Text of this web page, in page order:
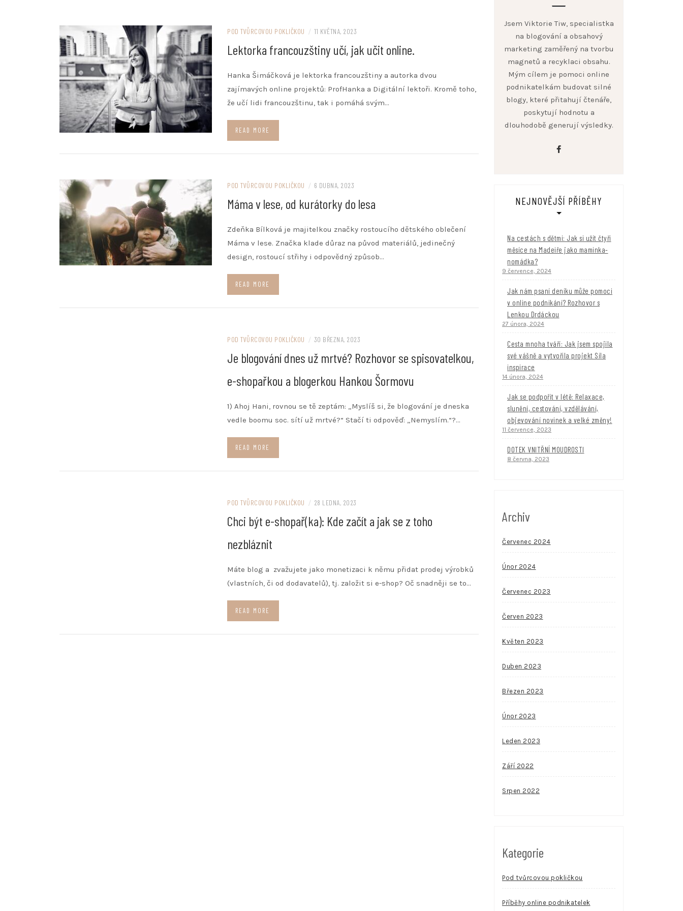
POD TVŮRCOVOU POKLIČKOU / 11 KVĚTNA, 2023
Lektorka francouzštiny učí, jak učit online.
Hanka Šimáčková je lektorka francouzštiny a autorka dvou
zajímavých online projektů: ProfHanka a Digitální lektoři. Kromě toho,
že učí lidi francouzštinu, tak i pomáhá svým…
READ MORE
POD TVŮRCOVOU POKLIČKOU / 6 DUBNA, 2023
Máma v lese, od kurátorky do lesa
Zdeňka Bílková je majitelkou značky rostoucího dětského oblečení
Máma v lese. Značka klade důraz na původ materiálů, jedinečný
design, rostoucí střihy i odpovědný způsob…
READ MORE
POD TVŮRCOVOU POKLIČKOU / 30 BŘEZNA, 2023
Je blogování dnes už mrtvé? Rozhovor se spisovatelkou,
e-shopařkou a blogerkou Hankou Šormovu
1) Ahoj Hani, rovnou se tě zeptám: „Myslíš si, že blogování je dneska
vedle boomu soc. sítí už mrtvé?“ Stačí ti odpověď: „Nemyslím.“?…
READ MORE
POD TVŮRCOVOU POKLIČKOU / 28 LEDNA, 2023
Chci být e-shopař(ka): Kde začít a jak se z toho
nezbláznit
Máte blog a zvažujete jako monetizaci k němu přidat prodej výrobků
(vlastních, či od dodavatelů), tj. založit si e-shop? Oč snadněji se to…
READ MORE
Jsem Viktorie Tiw, specialistka
na blogování a obsahový
marketing zaměřený na tvorbu
magnetů a recyklaci obsahu.
Mým cílem je pomoci online
podnikatelkám budovat silné
blogy, které přitahují čtenáře,
poskytují hodnotu a
dlouhodobě generují výsledky.
NEJNOVĚJŠÍ PŘÍBĚHY
Na cestách s dětmi: Jak si užít čtyři
měsíce na Madeiře jako maminka-
nomádka?
9 července, 2024
Jak nám psaní deníku může pomoci
v online podnikání? Rozhovor s
Lenkou Drdáckou
27 února, 2024
Cesta mnoha tváří: Jak jsem spojila
své vášně a vytvořila projekt Síla
inspirace
14 února, 2024
Jak se podpořit v létě: Relaxace,
slunění, cestování, vzdělávání,
objevování novinek a velké změny!
11 července, 2023
DOTEK VNITŘNÍ MOUDROSTI
8 června, 2023
Archiv
Červenec 2024
Únor 2024
Červenec 2023
Červen 2023
Květen 2023
Duben 2023
Březen 2023
Únor 2023
Leden 2023
Září 2022
Srpen 2022
Kategorie
Pod tvůrcovou pokličkou
Příběhy online podnikatelek